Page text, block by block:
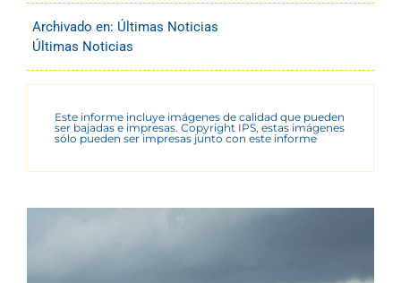
Archivado en: Últimas Noticias
Últimas Noticias
Este informe incluye imágenes de calidad que pueden
ser bajadas e impresas. Copyright IPS, estas imágenes
sólo pueden ser impresas junto con este informe